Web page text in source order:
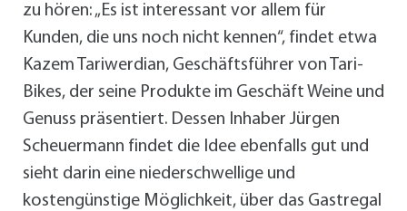
zu hören: „Es ist interessant vor allem für
Kunden, die uns noch nicht kennen“, findet etwa
Kazem Tariwerdian, Geschäftsführer von Tari-
Bikes, der seine Produkte im Geschäft Weine und
Genuss präsentiert. Dessen Inhaber Jürgen
Scheuermann findet die Idee ebenfalls gut und
sieht darin eine niederschwellige und
kostengünstige Möglichkeit, über das Gastregal